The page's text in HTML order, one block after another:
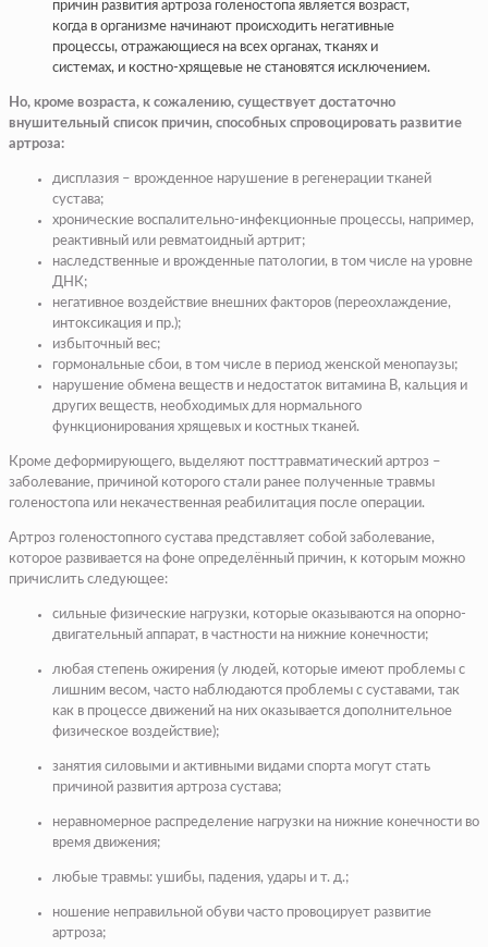
причин развития артроза голеностопа является возраст,
когда в организме начинают происходить негативные
процессы, отражающиеся на всех органах, тканях и
системах, и костно-хрящевые не становятся исключением.
Но, кроме возраста, к сожалению, существует достаточно
внушительный список причин, способных спровоцировать развитие
артроза:
дисплазия – врожденное нарушение в регенерации тканей
сустава;
хронические воспалительно-инфекционные процессы, например,
реактивный или ревматоидный артрит;
наследственные и врожденные патологии, в том числе на уровне
ДНК;
негативное воздействие внешних факторов (переохлаждение,
интоксикация и пр.);
избыточный вес;
гормональные сбои, в том числе в период женской менопаузы;
нарушение обмена веществ и недостаток витамина В, кальция и
других веществ, необходимых для нормального
функционирования хрящевых и костных тканей.
Кроме деформирующего, выделяют посттравматический артроз –
заболевание, причиной которого стали ранее полученные травмы
голеностопа или некачественная реабилитация после операции.
Артроз голеностопного сустава представляет собой заболевание,
которое развивается на фоне определённый причин, к которым можно
причислить следующее:
сильные физические нагрузки, которые оказываются на опорно-
двигательный аппарат, в частности на нижние конечности;
любая степень ожирения (у людей, которые имеют проблемы с
лишним весом, часто наблюдаются проблемы с суставами, так
как в процессе движений на них оказывается дополнительное
физическое воздействие);
занятия силовыми и активными видами спорта могут стать
причиной развития артроза сустава;
неравномерное распределение нагрузки на нижние конечности во
время движения;
любые травмы: ушибы, падения, удары и т. д.;
ношение неправильной обуви часто провоцирует развитие
артроза;